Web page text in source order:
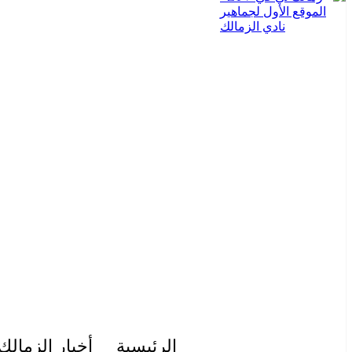
الرئيسية أخبار